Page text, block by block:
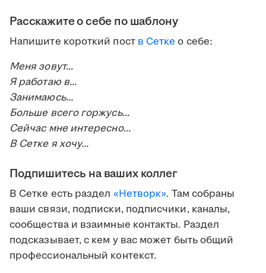
Расскажите о себе по шаблону
Напишите короткий пост в Сетке о себе:
Меня зовут...
Я работаю в...
Занимаюсь...
Больше всего горжусь...
Сейчас мне интересно...
В Сетке я хочу...
Подпишитесь на ваших коллег
В Сетке есть раздел «Нетворк». Там собраны
ваши связи, подписки, подписчики, каналы,
сообщества и взаимные контакты. Раздел
подсказывает, с кем у вас может быть общий
профессиональный контекст.